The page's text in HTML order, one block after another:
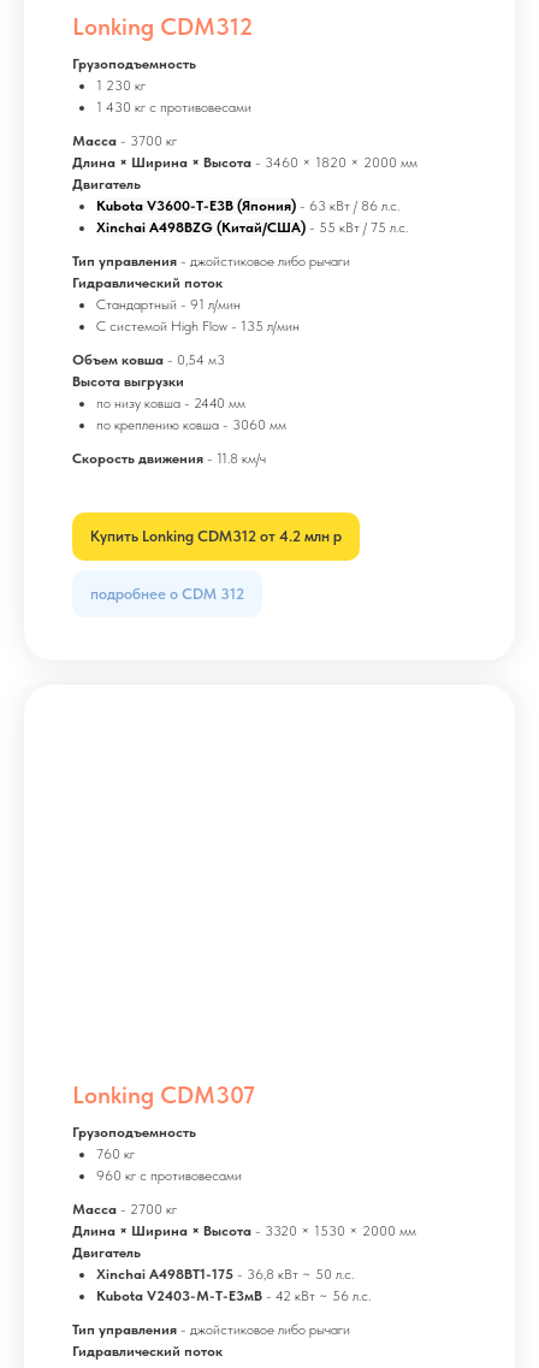
Lonking CDM312
Грузоподъемность
1 230 кг
1 430 кг с противовесами
Масса - 3700 кг
Длина × Ширина × Высота - 3460 × 1820 × 2000 мм
Двигатель
Kubota V3600-T-E3B (Япония) - 63 кВт / 86 л.с.
Xinchai A498BZG (Китай/США) - 55 кВт / 75 л.с.
Тип управления - джойстиковое либо рычаги
Гидравлический поток
Стандартный - 91 л/мин
С системой High Flow - 135 л/мин
Объем ковша - 0,54 м3
Высота выгрузки
по низу ковша - 2440 мм
по креплению ковша - 3060 мм
Скорость движения - 11.8 км/ч
Купить Lonking CDM312 от 4.2 млн р
подробнее о CDM 312
Lonking CDM307
Грузоподъемность
760 кг
960 кг с противовесами
Масса - 2700 кг
Длина × Ширина × Высота - 3320 × 1530 × 2000 мм
Двигатель
Xinchai A498BT1-175 - 36,8 кВт ~ 50 л.с.
Kubota V2403-M-T-E3мB - 42 кВт ~ 56 л.с.
Тип управления - джойстиковое либо рычаги
Гидравлический поток